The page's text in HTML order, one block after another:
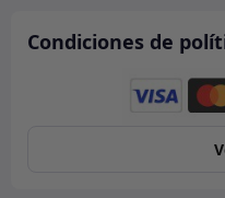
KA930690
Condiciones de